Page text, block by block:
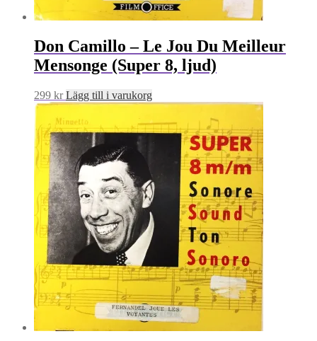
Don Camillo – Le Jou Du Meilleur
Mensonge (Super 8, ljud)
299 kr Lägg till i varukorg